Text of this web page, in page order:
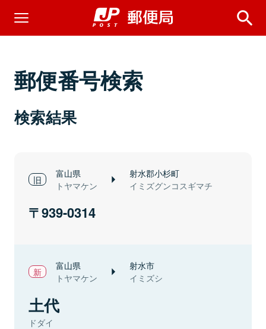
郵便番号検索
検索結果
富山県
トヤマケン
射水郡小杉町
イミズグンコスギマチ
939-0314
富山県
トヤマケン
射水市
イミズシ
土代
ドダイ